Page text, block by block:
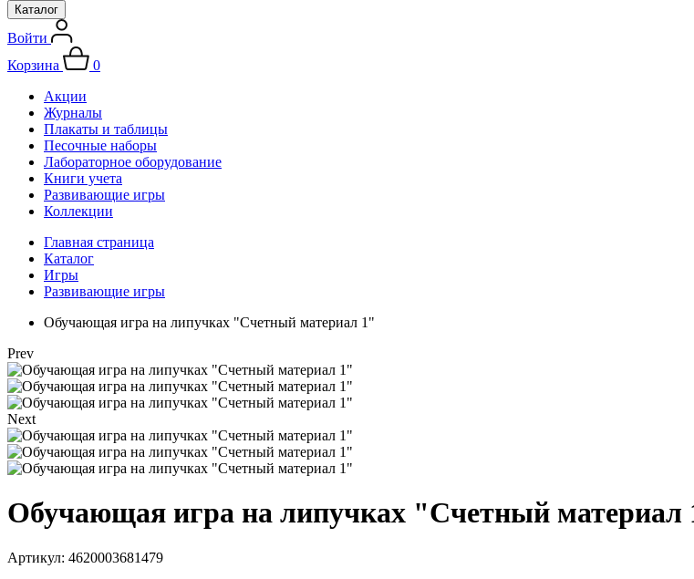
Каталог
Войти
Корзина
0
Акции
Журналы
Плакаты и таблицы
Песочные наборы
Лабораторное оборудование
Книги учета
Развивающие игры
Коллекции
Главная страница
Каталог
Игры
Развивающие игры
Обучающая игра на липучках "Счетный материал 1"
Prev
Next
Обучающая игра на липучках "Счетный материал
Артикул: 4620003681479